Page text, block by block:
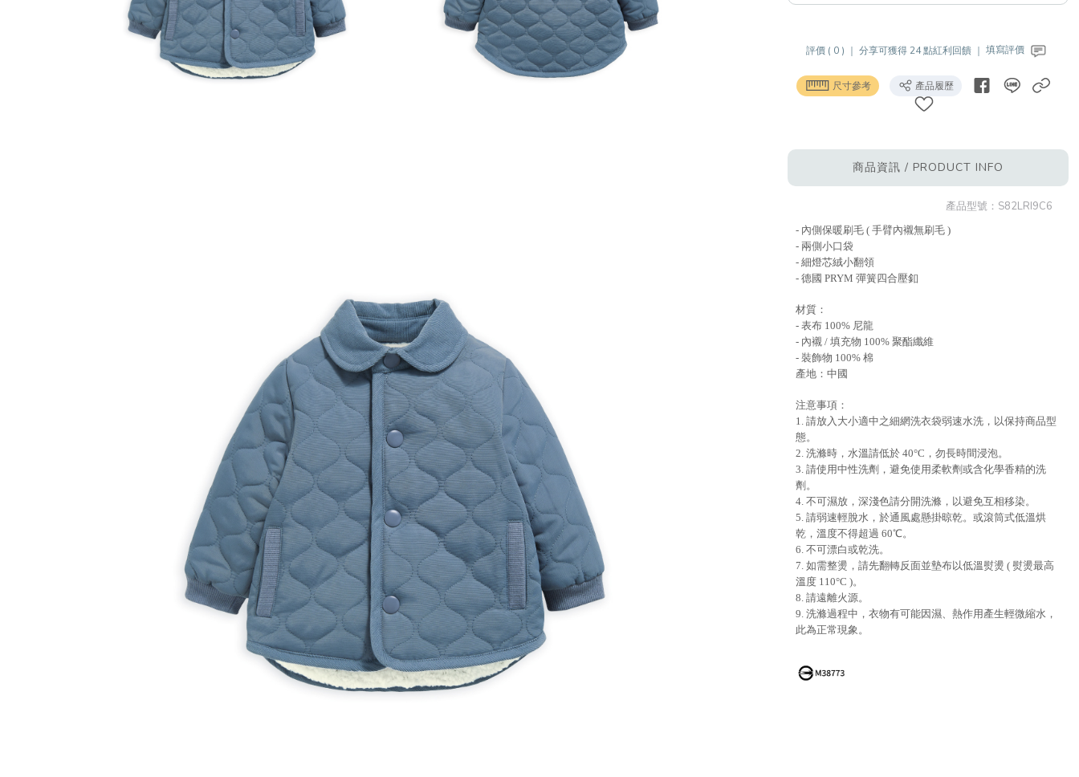
評價 ( 0 ) ｜分享可獲得 24 點紅利回饋 ｜填寫評價
尺寸參考 產品履歷
商品資訊 / PRODUCT INFO
產品型號： S82LRI9C6
- 內側保暖刷毛 ( 手臂內襯無刷毛 )
- 兩側小口袋
- 細燈芯絨小翻領
- 德國 PRYM 彈簧四合壓釦
材質：
- 表布 100% 尼龍
- 內襯 / 填充物 100% 聚酯纖維
- 裝飾物 100% 棉
產地：中國
注意事項：
1. 請放入大小適中之細網洗衣袋弱速水洗，以保持商品型
態。
2. 洗滌時，水溫請低於 40°C，勿長時間浸泡。
3. 請使用中性洗劑，避免使用柔軟劑或含化學香精的洗
劑。
4. 不可濕放，深淺色請分開洗滌，以避免互相移染。
5. 請弱速輕脫水，於通風處懸掛晾乾。或滾筒式低溫烘
乾，溫度不得超過 60℃。
6. 不可漂白或乾洗。
7. 如需整燙，請先翻轉反面並墊布以低溫熨燙 ( 熨燙最高
溫度 110°C )。
8. 請遠離火源。
9. 洗滌過程中，衣物有可能因濕、熱作用產生輕微縮水，
此為正常現象。